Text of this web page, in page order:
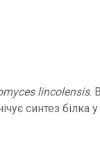
lincolensis.
синтез